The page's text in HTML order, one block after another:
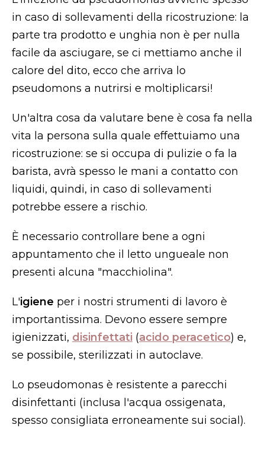
in caso di sollevamenti della ricostruzione: la
parte tra prodotto e unghia non è per nulla
facile da asciugare, se ci mettiamo anche il
calore del dito, ecco che arriva lo
pseudomons a nutrirsi e moltiplicarsi!
Un'altra cosa da valutare bene è cosa fa nella
vita la persona sulla quale effettuiamo una
ricostruzione: se si occupa di pulizie o fa la
barista, avrà spesso le mani a contatto con
liquidi, quindi, in caso di sollevamenti
potrebbe essere a rischio.
È necessario controllare bene a ogni
appuntamento che il letto ungueale non
presenti alcuna "macchiolina".
L'igiene per i nostri strumenti di lavoro è
importantissima. Devono essere sempre
igienizzati, disinfettati (acido peracetico) e,
se possibile, sterilizzati in autoclave.
Lo pseudomonas è resistente a parecchi
disinfettanti (inclusa l'acqua ossigenata,
spesso consigliata erroneamente sui social).